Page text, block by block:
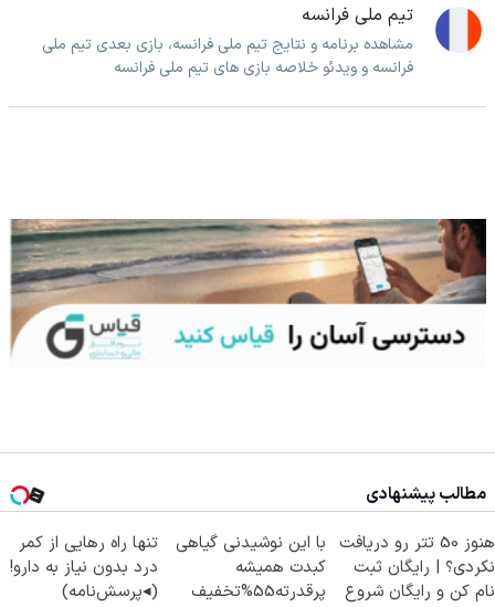
تیم ملی فرانسه
مشاهده برنامه و نتایج تیم ملی فرانسه، بازی بعدی تیم ملی
فرانسه و ویدئو خلاصه بازی های تیم ملی فرانسه
مطالب پیشنهادی
هنوز 50 تتر رو دریافت
نکردی؟ | رایگان ثبت
نام کن و رایگان شروع
با این نوشیدنی گیاهی
کبدت همیشه
پرقدرته55%تخفیف
تنها راه رهایی از کمر
درد بدون نیاز به دارو!
(◂پرسش‌نامه)